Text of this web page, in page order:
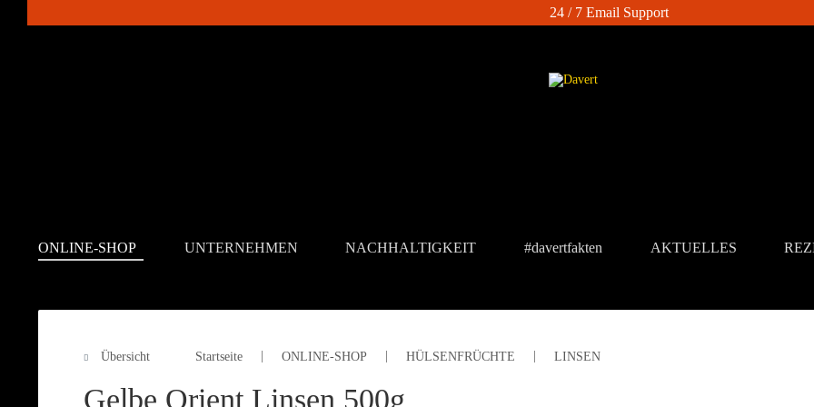
24 / 7 Email Support
ONLINE-SHOP UNTERNEHMEN NACHHALTIGKEIT #davertfakten AKTUELLES
Übersicht Startseite ONLINE-SHOP HÜLSENFRÜCHTE LINSEN
ONLINE-SHOP
Gelbe Orient Linsen 500g